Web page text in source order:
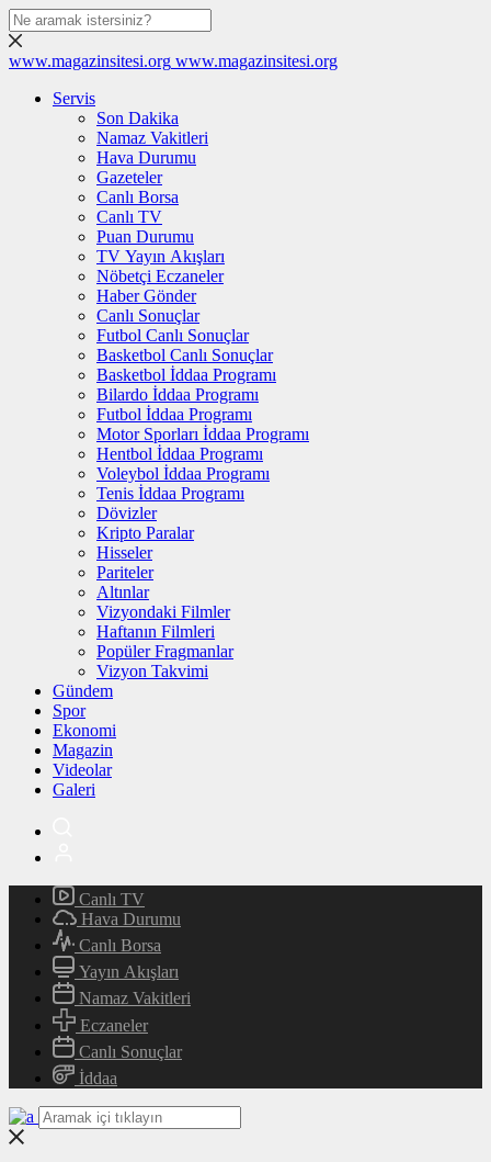
www.magazinsitesi.org www.magazinsitesi.org
Servis
Son Dakika
Namaz Vakitleri
Hava Durumu
Gazeteler
Canlı Borsa
Canlı TV
Puan Durumu
TV Yayın Akışları
Nöbetçi Eczaneler
Haber Gönder
Canlı Sonuçlar
Futbol Canlı Sonuçlar
Basketbol Canlı Sonuçlar
Basketbol İddaa Programı
Bilardo İddaa Programı
Futbol İddaa Programı
Motor Sporları İddaa Programı
Hentbol İddaa Programı
Voleybol İddaa Programı
Tenis İddaa Programı
Dövizler
Kripto Paralar
Hisseler
Pariteler
Altınlar
Vizyondaki Filmler
Haftanın Filmleri
Popüler Fragmanlar
Vizyon Takvimi
Gündem
Spor
Ekonomi
Magazin
Videolar
Galeri
Canlı TV
Hava Durumu
Canlı Borsa
Yayın Akışları
Namaz Vakitleri
Eczaneler
Canlı Sonuçlar
İddaa